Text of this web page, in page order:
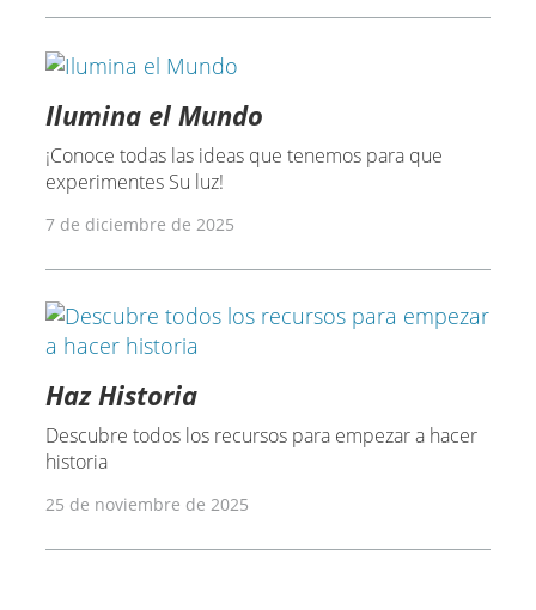
Ilumina el Mundo
¡Conoce todas las ideas que tenemos para que
experimentes Su luz!
7 de diciembre de 2025
Haz Historia
Descubre todos los recursos para empezar a hacer
historia
25 de noviembre de 2025